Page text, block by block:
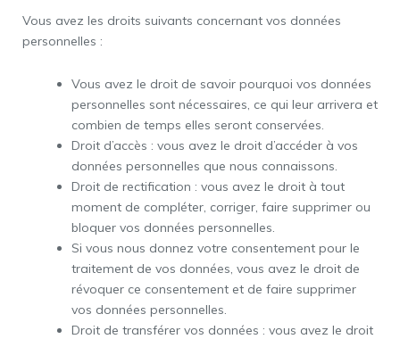
Vous avez les droits suivants concernant vos données
personnelles :
Vous avez le droit de savoir pourquoi vos données
personnelles sont nécessaires, ce qui leur arrivera et
combien de temps elles seront conservées.
Droit d’accès : vous avez le droit d’accéder à vos
données personnelles que nous connaissons.
Droit de rectification : vous avez le droit à tout
moment de compléter, corriger, faire supprimer ou
bloquer vos données personnelles.
Si vous nous donnez votre consentement pour le
traitement de vos données, vous avez le droit de
révoquer ce consentement et de faire supprimer
vos données personnelles.
Droit de transférer vos données : vous avez le droit